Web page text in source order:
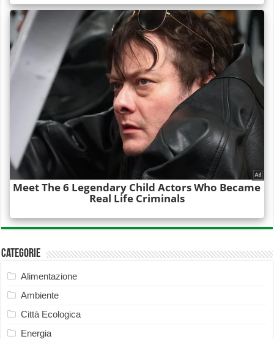
Categorie
Alimentazione
Ambiente
Città Ecologica
Energia